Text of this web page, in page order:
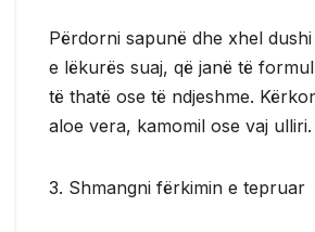
Përdorni sapunë dhe xhel
e lëkurës suaj, që janë të
të thatë ose të ndjeshme.
aloe vera, kamomil ose vaj ulliri.
3. Shmangni fërkimin e tepruar